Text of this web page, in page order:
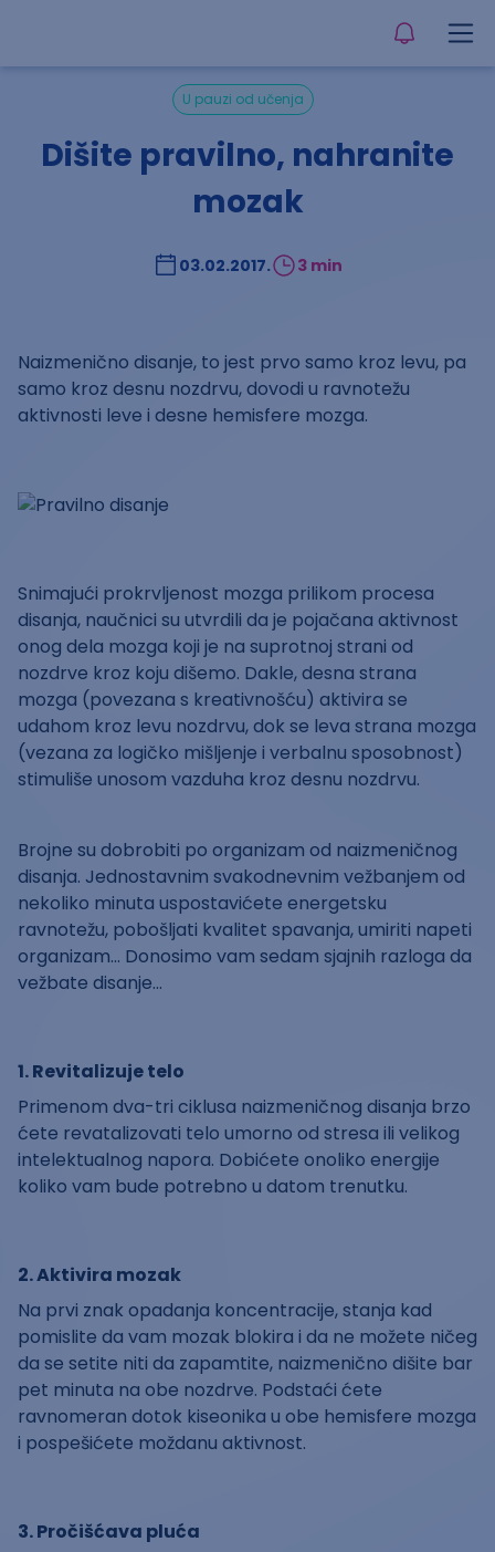
U pauzi od učenja
Dišite pravilno, nahranite
mozak
03.02.2017. 3 min
Naizmenično disanje, to jest prvo samo kroz levu, pa
samo kroz desnu nozdrvu, dovodi u ravnotežu
aktivnosti leve i desne hemisfere mozga.
Snimajući prokrvljenost mozga prilikom procesa
disanja, naučnici su utvrdili da je pojačana aktivnost
onog dela mozga koji je na suprotnoj strani od
nozdrve kroz koju dišemo. Dakle, desna strana
mozga (povezana s kreativnošću) aktivira se
udahom kroz levu nozdrvu, dok se leva strana mozga
(vezana za logičko mišljenje i verbalnu sposobnost)
stimuliše unosom vazduha kroz desnu nozdrvu.
Brojne su dobrobiti po organizam od naizmeničnog
disanja. Jednostavnim svakodnevnim vežbanjem od
nekoliko minuta uspostavićete energetsku
ravnotežu, pobošljati kvalitet spavanja, umiriti napeti
organizam... Donosimo vam sedam sjajnih razloga da
vežbate disanje...
1. Revitalizuje telo
Primenom dva-tri ciklusa naizmeničnog disanja brzo
ćete revatalizovati telo umorno od stresa ili velikog
intelektualnog napora. Dobićete onoliko energije
koliko vam bude potrebno u datom trenutku.
2. Aktivira mozak
Na prvi znak opadanja koncentracije, stanja kad
pomislite da vam mozak blokira i da ne možete ničeg
da se setite niti da zapamtite, naizmenično dišite bar
pet minuta na obe nozdrve. Podstaći ćete
ravnomeran dotok kiseonika u obe hemisfere mozga
i pospešićete moždanu aktivnost.
3. Pročišćava pluća